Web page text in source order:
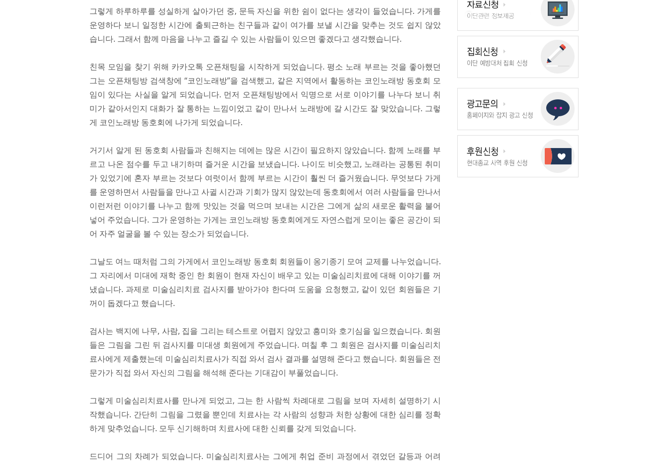
그렇게 하루하루를 성실하게 살아가던 중, 문득 자신을 위한 쉼이 없다는 생각이 들었습니다. 가게를
운영하다 보니 일정한 시간에 출퇴근하는 친구들과 같이 여가를 보낼 시간을 맞추는 것도 쉽지 않았
습니다. 그래서 함께 마음을 나누고 즐길 수 있는 사람들이 있으면 좋겠다고 생각했습니다.
친목 모임을 찾기 위해 카카오톡 오픈채팅을 시작하게 되었습니다. 평소 노래 부르는 것을 좋아했던
그는 오픈채팅방 검색창에 “코인노래방”을 검색했고, 같은 지역에서 활동하는 코인노래방 동호회 모
임이 있다는 사실을 알게 되었습니다. 먼저 오픈채팅방에서 익명으로 서로 이야기를 나누다 보니 취
미가 같아서인지 대화가 잘 통하는 느낌이었고 같이 만나서 노래방에 갈 시간도 잘 맞았습니다. 그렇
게 코인노래방 동호회에 나가게 되었습니다.
거기서 알게 된 동호회 사람들과 친해지는 데에는 많은 시간이 필요하지 않았습니다. 함께 노래를 부
르고 나온 점수를 두고 내기하며 즐거운 시간을 보냈습니다. 나이도 비슷했고, 노래라는 공통된 취미
가 있었기에 혼자 부르는 것보다 여럿이서 함께 부르는 시간이 훨씬 더 즐거웠습니다. 무엇보다 가게
를 운영하면서 사람들을 만나고 사귈 시간과 기회가 많지 않았는데 동호회에서 여러 사람들을 만나서
이런저런 이야기를 나누고 함께 맛있는 것을 먹으며 보내는 시간은 그에게 삶의 새로운 활력을 불어
넣어 주었습니다. 그가 운영하는 가게는 코인노래방 동호회에게도 자연스럽게 모이는 좋은 공간이 되
어 자주 얼굴을 볼 수 있는 장소가 되었습니다.
그날도 여느 때처럼 그의 가게에서 코인노래방 동호회 회원들이 옹기종기 모여 교제를 나누었습니다.
그 자리에서 미대에 재학 중인 한 회원이 현재 자신이 배우고 있는 미술심리치료에 대해 이야기를 꺼
냈습니다. 과제로 미술심리치료 검사지를 받아가야 한다며 도움을 요청했고, 같이 있던 회원들은 기
꺼이 돕겠다고 했습니다.
검사는 백지에 나무, 사람, 집을 그리는 테스트로 어렵지 않았고 흥미와 호기심을 일으켰습니다. 회원
들은 그림을 그린 뒤 검사지를 미대생 회원에게 주었습니다. 며칠 후 그 회원은 검사지를 미술심리치
료사에게 제출했는데 미술심리치료사가 직접 와서 검사 결과를 설명해 준다고 했습니다. 회원들은 전
문가가 직접 와서 자신의 그림을 해석해 준다는 기대감이 부풀었습니다.
그렇게 미술심리치료사를 만나게 되었고, 그는 한 사람씩 차례대로 그림을 보며 자세히 설명하기 시
작했습니다. 간단히 그림을 그렸을 뿐인데 치료사는 각 사람의 성향과 처한 상황에 대한 심리를 정확
하게 맞추었습니다. 모두 신기해하며 치료사에 대한 신뢰를 갖게 되었습니다.
드디어 그의 차례가 되었습니다. 미술심리치료사는 그에게 취업 준비 과정에서 겪었던 갈등과 어려